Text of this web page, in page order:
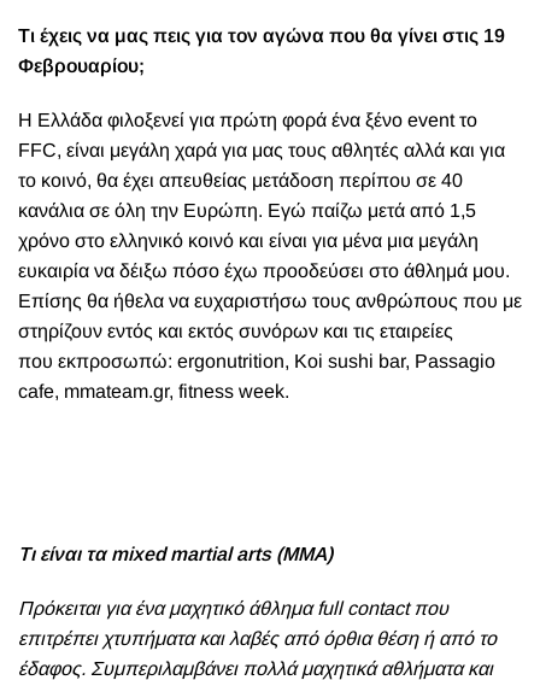
Τι έχεις να μας πεις για τον αγώνα που θα γίνει στις 19
Φεβρουαρίου;
Η Ελλάδα φιλοξενεί για πρώτη φορά ένα ξένο event το
FFC, είναι μεγάλη χαρά για μας τους αθλητές αλλά και για
το κοινό, θα έχει απευθείας μετάδοση περίπου σε 40
κανάλια σε όλη την Ευρώπη. Εγώ παίζω μετά από 1,5
χρόνο στο ελληνικό κοινό και είναι για μένα μια μεγάλη
ευκαιρία να δέιξω πόσο έχω προοδεύσει στο άθλημά μου.
Επίσης θα ήθελα να ευχαριστήσω τους ανθρώπους που με
στηρίζουν εντός και εκτός συνόρων και τις εταιρείες
που εκπροσωπώ: ergonutrition, Κoi sushi bar, Passagio
cafe, mmateam.gr, fitness week.
Τι είναι τα mixed martial arts (MMA)
Πρόκειται για ένα μαχητικό άθλημα full contact που
επιτρέπει χτυπήματα και λαβές από όρθια θέση ή από το
έδαφος. Συμπεριλαμβάνει πολλά μαχητικά αθλήματα και